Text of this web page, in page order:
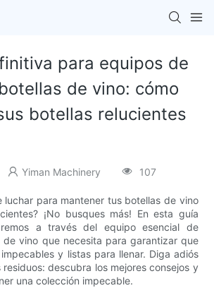
para equipos de
de vino: cómo
botellas relucientes
Yiman Machinery 107
luchar para mantener tus botellas de vino
¡No busques más! En esta guía
a través del equipo esencial de
de vino que necesita para garantizar que
y listas para llenar. Diga adiós
descubra los mejores consejos y
una colección impecable.